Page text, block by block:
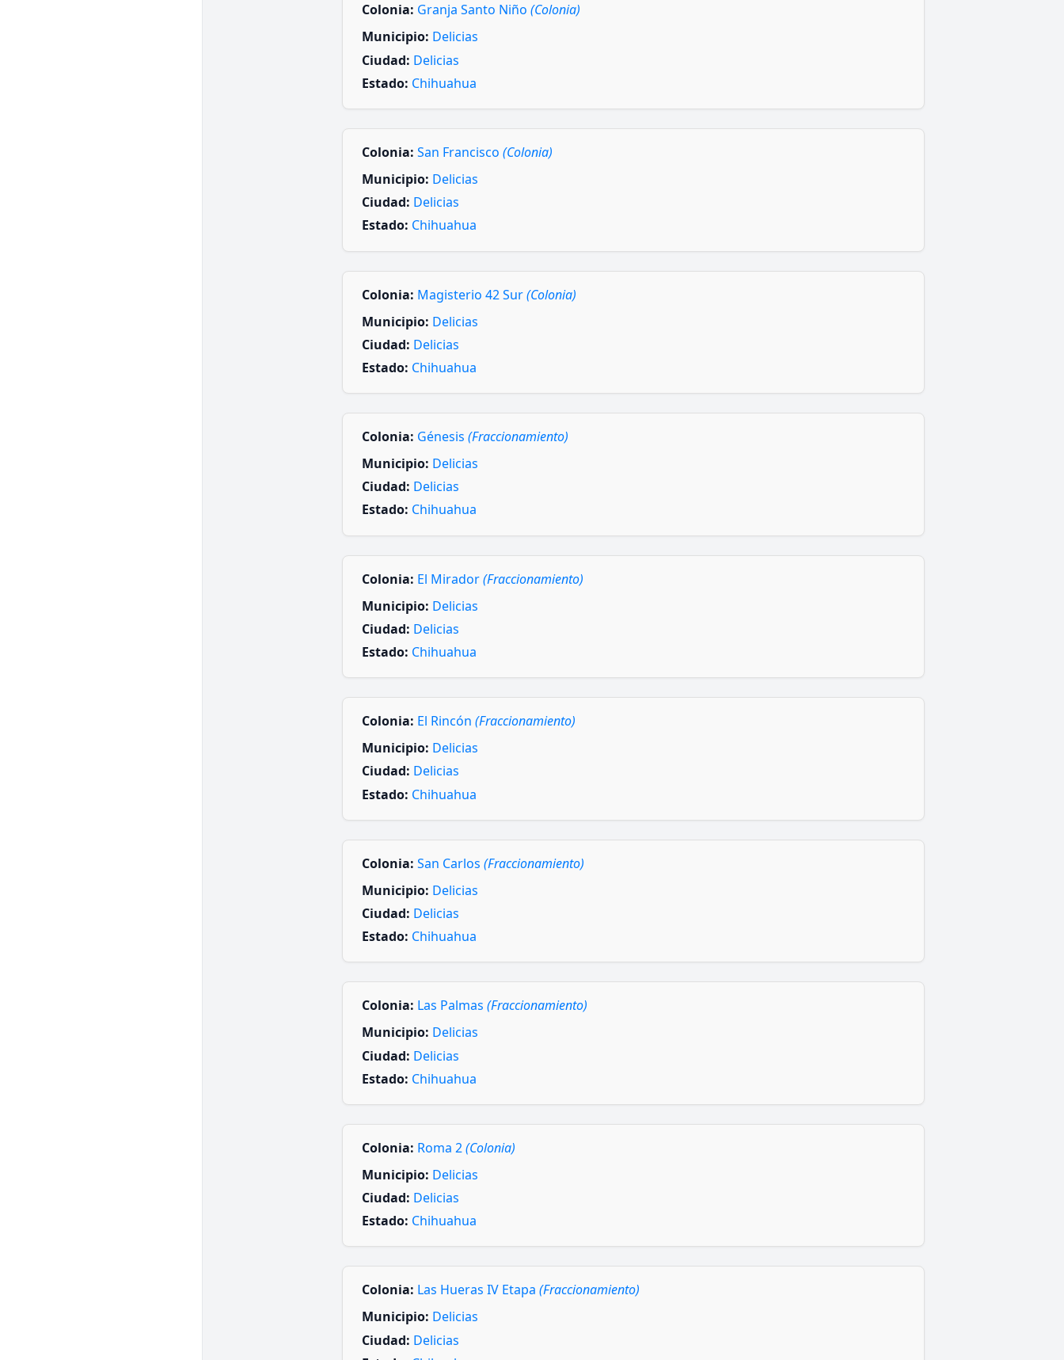
Colonia: Granja Santo Niño (Colonia)
Municipio: Delicias
Ciudad: Delicias
Estado: Chihuahua
Colonia: San Francisco (Colonia)
Municipio: Delicias
Ciudad: Delicias
Estado: Chihuahua
Colonia: Magisterio 42 Sur(Colonia)
Municipio: Delicias
Ciudad: Delicias
Estado: Chihuahua
Colonia: Génesis (Fraccionamiento)
Municipio: Delicias
Ciudad: Delicias
Estado: Chihuahua
Colonia: El Mirador(Fraccionamiento)
Municipio: Delicias
Ciudad: Delicias
Estado: Chihuahua
Colonia: El Rincón (Fraccionamiento)
Municipio: Delicias
Ciudad: Delicias
Estado: Chihuahua
Colonia: San Carlos (Fraccionamiento)
Municipio: Delicias
Ciudad: Delicias
Estado: Chihuahua
Colonia: Las Palmas (Fraccionamiento)
Municipio: Delicias
Ciudad: Delicias
Estado: Chihuahua
Colonia: Roma 2(Colonia)
Municipio: Delicias
Ciudad: Delicias
Estado: Chihuahua
Colonia: Las Hueras IV Etapa (Fraccionamiento)
Municipio: Delicias
Ciudad: Delicias